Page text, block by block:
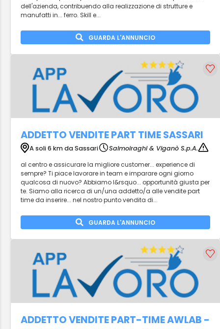
dell'azienda, contribuendo alla realizzazione di strutture e
manufatti in... ferro. Skill e...
GUARDA L'ANNUNCIO
ADDETTO VENDITE PART TIME SASSARI
A soli 6 km da Sassari
Salmoiraghi & Viganò S.p.A.
al centro e assicurare la migliore customer... experience di
sempre? Ti piace lavorare in team e imparare ogni giorno
qualcosa di nuovo? Abbiamo l&rsquo... opportunità giusta per
te. Siamo alla ricerca di un/una addetto/a alle vendite part
time da inserire... nel nostro punto vendita di...
GUARDA L'ANNUNCIO
ADDETTO VENDITE PART-TIME AWLAB -